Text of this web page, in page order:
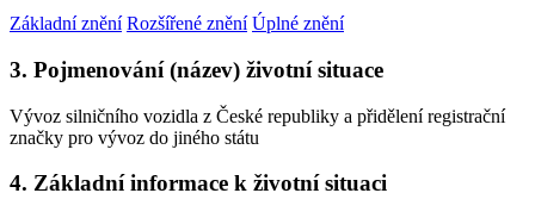
Základní znění Rozšířené znění Úplné znění
3. Pojmenování (název) životní situace
Vývoz silničního vozidla z České republiky a přidělení registrační
značky pro vývoz do jiného státu
4. Základní informace k životní situaci